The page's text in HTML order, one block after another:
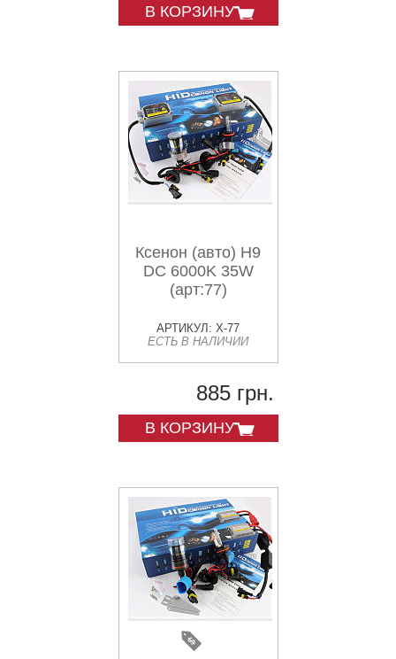
В КОРЗИНУ
Ксенон (авто) H9
DC 6000K 35W
(арт:77)
АРТИКУЛ: X-77
ЕСТЬ В НАЛИЧИИ
885 грн.
В КОРЗИНУ